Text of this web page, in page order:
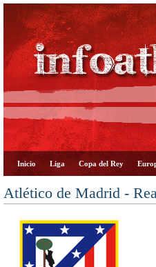
Inicio Liga Copa del Rey
Atlético de Madrid -